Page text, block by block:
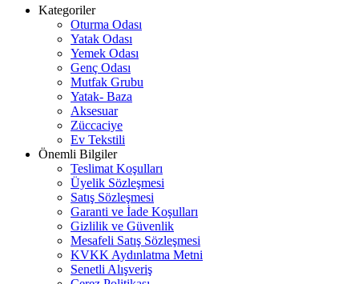
Kategoriler
Oturma Odası
Yatak Odası
Yemek Odası
Genç Odası
Mutfak Grubu
Yatak- Baza
Aksesuar
Züccaciye
Ev Tekstili
Önemli Bilgiler
Teslimat Koşulları
Üyelik Sözleşmesi
Satış Sözleşmesi
Garanti ve İade Koşulları
Gizlilik ve Güvenlik
Mesafeli Satış Sözleşmesi
KVKK Aydınlatma Metni
Senetli Alışveriş